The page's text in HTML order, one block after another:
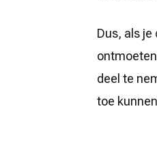
Dus, als
deel te
toe